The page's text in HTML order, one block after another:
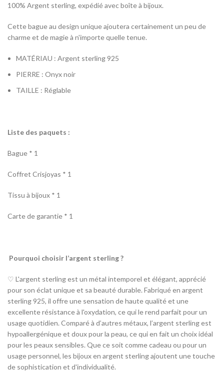
100% Argent sterling, expédié avec boîte à bijoux.
Cette bague au design unique ajoutera certainement un peu de
charme et de magie à n'importe quelle tenue.
MATÉRIAU : Argent sterling 925
PIERRE : Onyx noir
TAILLE : Réglable
Liste des paquets :
Bague * 1
Coffret Crisjoyas * 1
Tissu à bijoux * 1
Carte de garantie * 1
Pourquoi choisir l’argent sterling ?
♡ L'argent sterling est un métal intemporel et élégant, apprécié
pour son éclat unique et sa beauté durable. Fabriqué en argent
sterling 925, il offre une sensation de haute qualité et une
excellente résistance à l'oxydation, ce qui le rend parfait pour un
usage quotidien. Comparé à d’autres métaux, l’argent sterling est
hypoallergénique et doux pour la peau, ce qui en fait un choix idéal
pour les peaux sensibles. Que ce soit comme cadeau ou pour un
usage personnel, les bijoux en argent sterling ajoutent une touche
de sophistication et d'individualité.